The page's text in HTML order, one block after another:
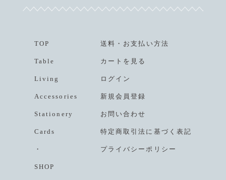
TOP
Table
Living
Accessories
Stationery
Cards
・
SHOP
送料 ・ お支払い方法
カートを見る
ログイン
新規会員登録
お問い合わせ
特定商取引法に基づく表記
プライバシーポリシー